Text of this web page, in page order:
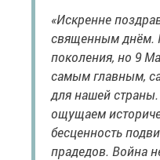
«Искренне
священным днём.
поколения, но 9
самым главным,
для нашей страны.
ощущаем
бесценность
прадедов. Война